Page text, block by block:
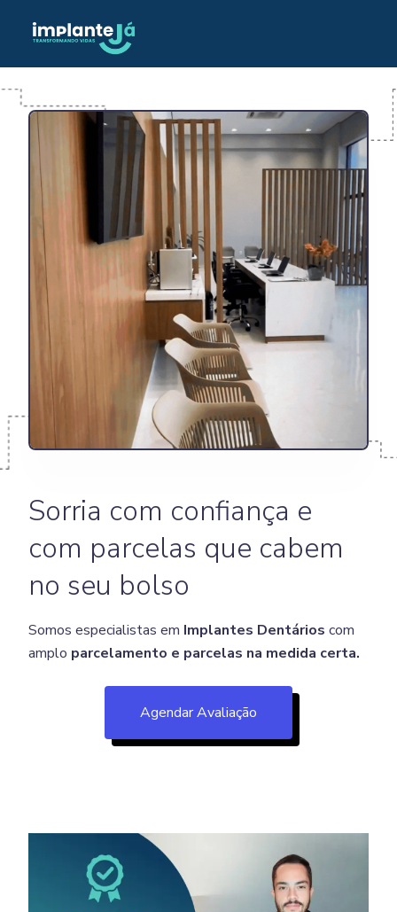
Sorria com confiança e
com parcelas que cabem
no seu bolso
Somos especialistas em Implantes Dentários com
amplo parcelamento e parcelas na medida certa.
Agendar Avaliação